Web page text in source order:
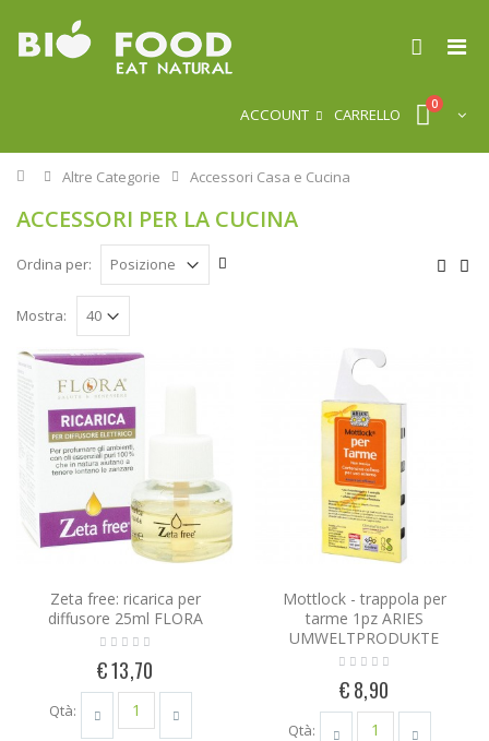
ACCOUNT CARRELLO
0
Home
Altre Categorie Accessori Casa e Cucina
ACCESSORI PER LA CUCINA
Ordina per:
Mostra:
Zeta free: ricarica per
diffusore 25ml FLORA
€ 13,70
Qtà:
Mottlock - trappola per
tarme 1pz ARIES
UMWELTPRODUKTE
€ 8,90
Qtà: